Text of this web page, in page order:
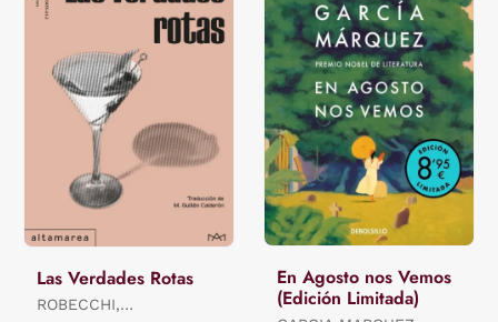
Las Verdades Rotas
ROBECCHI,
En Agosto nos Vemos
(Edición Limitada)